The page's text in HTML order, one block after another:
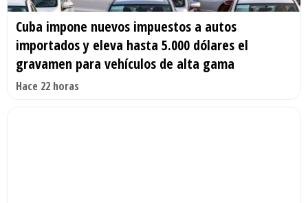
Cuba impone nuevos impuestos a autos
importados y eleva hasta 5.000 dólares el
gravamen para vehículos de alta gama
Hace 22 horas